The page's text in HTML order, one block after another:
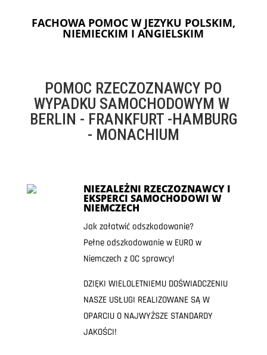
FACHOWA POMOC W JEZYKU POLSKIM,
NIEMIECKIM I ANGIELSKIM
POMOC RZECZOZNAWCY PO
WYPADKU SAMOCHODOWYM W
BERLIN - FRANKFURT -HAMBURG
- MONACHIUM
NIEZALEŻNI RZECZOZNAWCY I
EKSPERCI SAMOCHODOWI W
NIEMCZECH
Jak załatwić odszkodowanie?
Pełne odszkodowanie w EURO w
Niemczech z OC sprawcy!
DZIĘKI WIELOLETNIEMU DOŚWIADCZENIU
NASZE USŁUGI REALIZOWANE SĄ W
OPARCIU O NAJWYŻSZE STANDARDY
JAKOŚCI!